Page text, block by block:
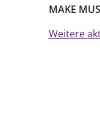
MAKE
Weitere